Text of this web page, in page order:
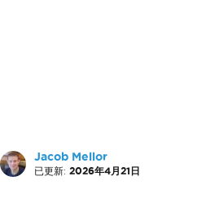
Jacob Mellor
已更新: 2026年4月21日